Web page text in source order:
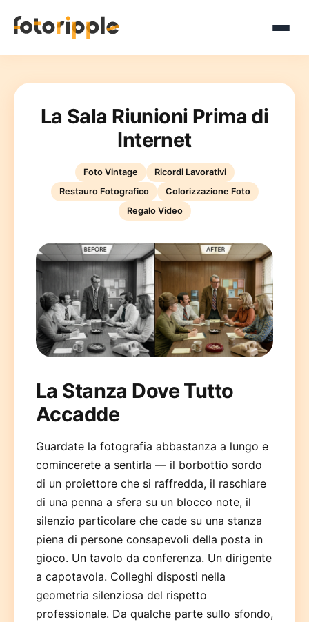
Deutsch English Español Italiano
NederlandsPolskiPortuguês 한국어 日本語
La Sala Riunioni Prima di
Internet
Foto Vintage
Ricordi Lavorativi
Restauro Fotografico
Colorizzazione Foto
Regalo Video
La Stanza Dove Tutto
Accadde
Guardate la fotografia abbastanza a lungo e
comincerete a sentirla — il borbottio sordo
di un proiettore che si raffredda, il raschiare
di una penna a sfera su un blocco note, il
silenzio particolare che cade su una stanza
piena di persone consapevoli della posta in
gioco. Un tavolo da conferenza. Un dirigente
a capotavola. Colleghi disposti nella
geometria silenziosa del rispetto
professionale. Da qualche parte sullo sfondo,